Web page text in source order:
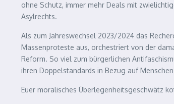
ohne Schutz, immer mehr Deals mit
Asylrechts.
Als zum Jahreswechsel 2023/2024 das
Massenproteste aus, orchestriert von der
Reform. So viel zum bürgerlichen
ihren Doppelstandards in Bezug auf
Euer moralisches Überlegenheitsgeschwätz